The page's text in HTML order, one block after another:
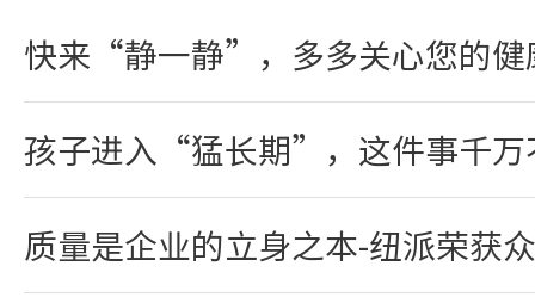
快来“静一静”，多多关心您的健
孩子进入“猛长期”，这件事千万
质量是企业的立身之本-纽派荣获